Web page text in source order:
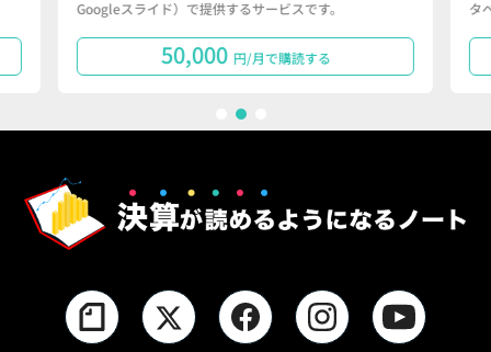
Googleスライド）で提供するサービスです。
50,000 円/月で購読する
タ